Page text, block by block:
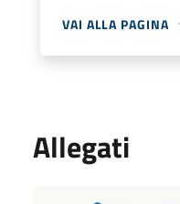
VAI ALLA PAGINA
Allegati